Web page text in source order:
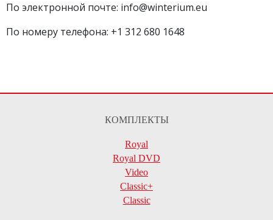
По электронной почте: info@winterium.eu
По номеру телефона: +1 312 680 1648
КОМПЛЕКТЫ
Royal
Royal DVD
Video
Classic+
Classic